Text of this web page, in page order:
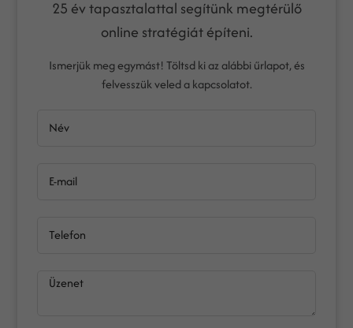
25 év tapasztalattal segítünk megtérülő
online stratégiát építeni.
Ismerjük meg egymást! Töltsd ki az alábbi űrlapot, és
felvesszük veled a kapcsolatot.
Név
E-mail
Telefon
Üzenet